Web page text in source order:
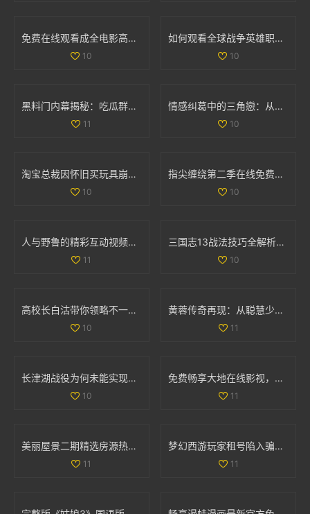
免费在线观看成全电影高清国语版，畅享精彩剧情和感人故事
10
如何观看全球战争英雄职业赛事的最新信息与平台推荐
10
黑料门内幕揭秘：吃瓜群众们的最新爆料大曝光
11
情感纠葛中的三角戀：从原配到新妾的心路历程
10
淘宝总裁因怀旧买玩具崩溃哭泣引发热议
10
指尖缠绕第二季在线免费观看，感受爱情与命运的交织
10
人与野鲁的精彩互动视频完整版分享与讨论
11
三国志13战法技巧全解析：全面掌握战法使用策略与方法
10
高校长白沽带你领略不一样的校园人生与冒险之旅
10
黄蓉传奇再现：从聪慧少女到武林女侠的成长之路
11
长津湖战役为何未能实现全歼敌军的深度解析
10
免费畅享大地在线影视，随时随地观看热门影片
11
美丽屋景二期精选房源热销中，抓住机会买房吧
11
梦幻西游玩家租号陷入骗局 CBG应优化租赁功能保障权益
11